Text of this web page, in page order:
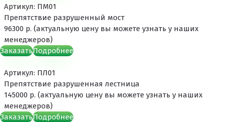
Артикул: ПМ01
Препятствие разрушенный мост
96300 р. (актуальную цену вы можете узнать у наших
менеджеров)
ЗаказатьПодробнее
Артикул: ПЛ01
Препятствие разрушенная лестница
145000 р. (актуальную цену вы можете узнать у наших
менеджеров)
ЗаказатьПодробнее